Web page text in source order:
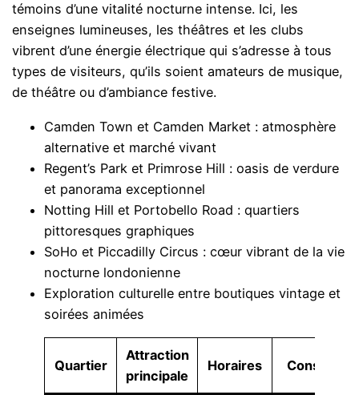
témoins d’une vitalité nocturne intense. Ici, les
enseignes lumineuses, les théâtres et les clubs
vibrent d’une énergie électrique qui s’adresse à tous
types de visiteurs, qu’ils soient amateurs de musique,
de théâtre ou d’ambiance festive.
Camden Town et Camden Market : atmosphère
alternative et marché vivant
Regent’s Park et Primrose Hill : oasis de verdure
et panorama exceptionnel
Notting Hill et Portobello Road : quartiers
pittoresques graphiques
SoHo et Piccadilly Circus : cœur vibrant de la vie
nocturne londonienne
Exploration culturelle entre boutiques vintage et
soirées animées
Quartier
Attraction
principale
Horaires Conseils